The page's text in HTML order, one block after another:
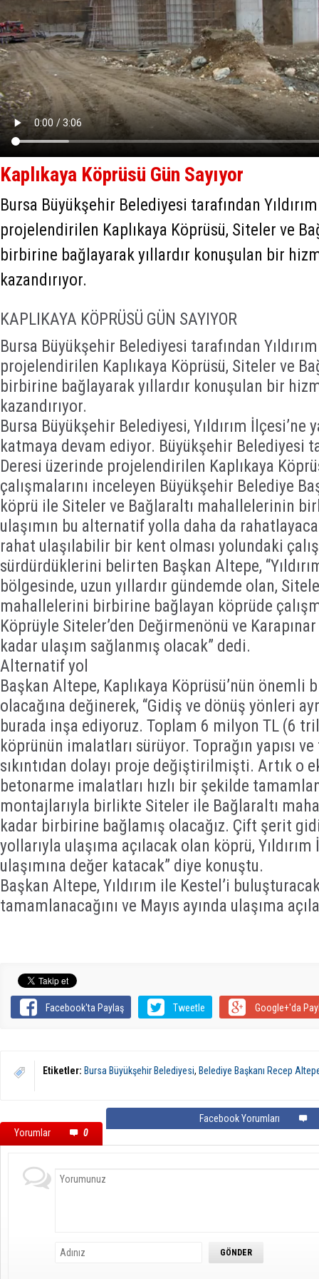
Kaplıkaya Köprüsü Gün Sayıyor
Bursa Büyükşehir Belediyesi tarafından
projelendirilen Kaplıkaya Köprüsü, Siteler ve
birbirine bağlayarak yıllardır konuşulan bir
kazandırıyor.
KAPLIKAYA KÖPRÜSÜ GÜN SAYIYOR
Bursa Büyükşehir Belediyesi tarafından
projelendirilen Kaplıkaya Köprüsü, Siteler ve
birbirine bağlayarak yıllardır konuşulan bir
kazandırıyor.
Bursa Büyükşehir Belediyesi, Yıldırım İlçesi’ne
katmaya devam ediyor. Büyükşehir Belediyesi
Deresi üzerinde projelendirilen Kaplıkaya
çalışmalarını inceleyen Büyükşehir Belediye
köprü ile Siteler ve Bağlaraltı mahallelerinin
ulaşımın bu alternatif yolla daha da
rahat ulaşılabilir bir kent olması yolundaki
sürdürdüklerini belirten Başkan Altepe,
bölgesinde, uzun yıllardır gündemde olan,
mahallelerini birbirine bağlayan köprüde
Köprüyle Siteler’den Değirmenönü ve
kadar ulaşım sağlanmış olacak” dedi.
Alternatif yol
Başkan Altepe, Kaplıkaya Köprüsü’nün önemli
olacağına değinerek, “Gidiş ve dönüş yönleri
burada inşa ediyoruz. Toplam 6 milyon TL (6
köprünün imalatları sürüyor. Toprağın yapısı
sıkıntıdan dolayı proje değiştirilmişti. Artık o
betonarme imalatları hızlı bir şekilde
montajlarıyla birlikte Siteler ile Bağlaraltı
kadar birbirine bağlamış olacağız. Çift şerit
yollarıyla ulaşıma açılacak olan köprü,
ulaşımına değer katacak” diye konuştu.
Başkan Altepe, Yıldırım ile Kestel’i
tamamlanacağını ve Mayıs ayında ulaşıma
Facebook'ta Paylaş Tweetle Google+'da
Etiketler: Bursa Büyükşehir Belediyesi, Belediye Başkanı Recep
Yorumlar 0
Facebook Yorumları